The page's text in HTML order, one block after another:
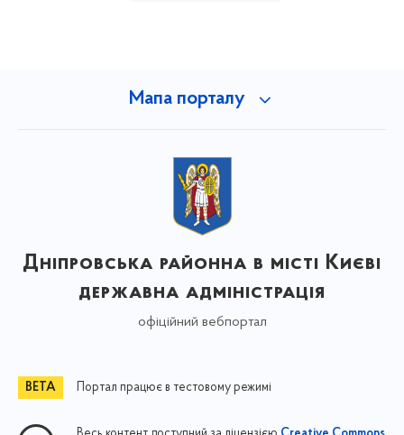
Мапа порталу
Дніпровська районна в місті Києві
державна адміністрація
офіційний вебпортал
Портал працює в тестовому режимі